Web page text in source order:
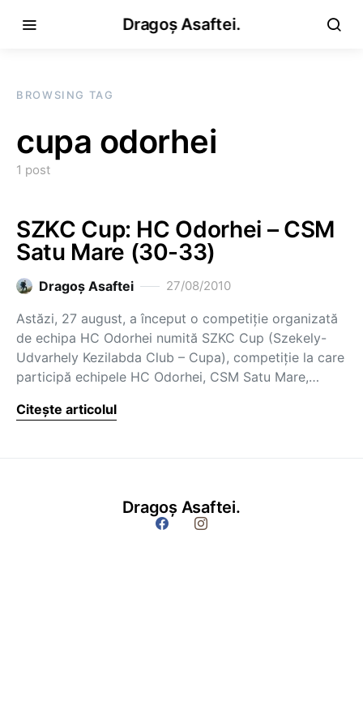
Dragoș Asaftei.
BROWSING TAG
cupa odorhei
1 post
SZKC Cup: HC Odorhei – CSM
Satu Mare (30-33)
Dragoş Asaftei 27/08/2010
Astăzi, 27 august, a început o competiţie organizată
de echipa HC Odorhei numită SZKC Cup (Szekely-
Udvarhely Kezilabda Club – Cupa), competiţie la care
participă echipele HC Odorhei, CSM Satu Mare,…
Citește articolul
Dragoș Asaftei.